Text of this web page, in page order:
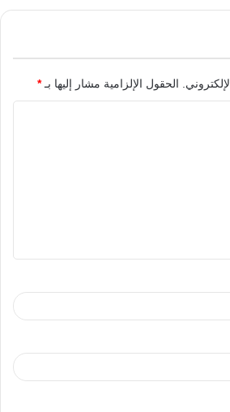
الحقول الإلزامية مشار إليها بـ*